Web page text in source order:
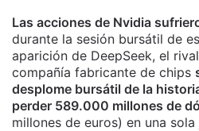
Las acciones de Nvidia
durante la sesión bursátil de
aparición de DeepSeek, el
compañía fabricante de chips
desplome bursátil de la
perder 589.000 millones de
millones de euros) en una sola